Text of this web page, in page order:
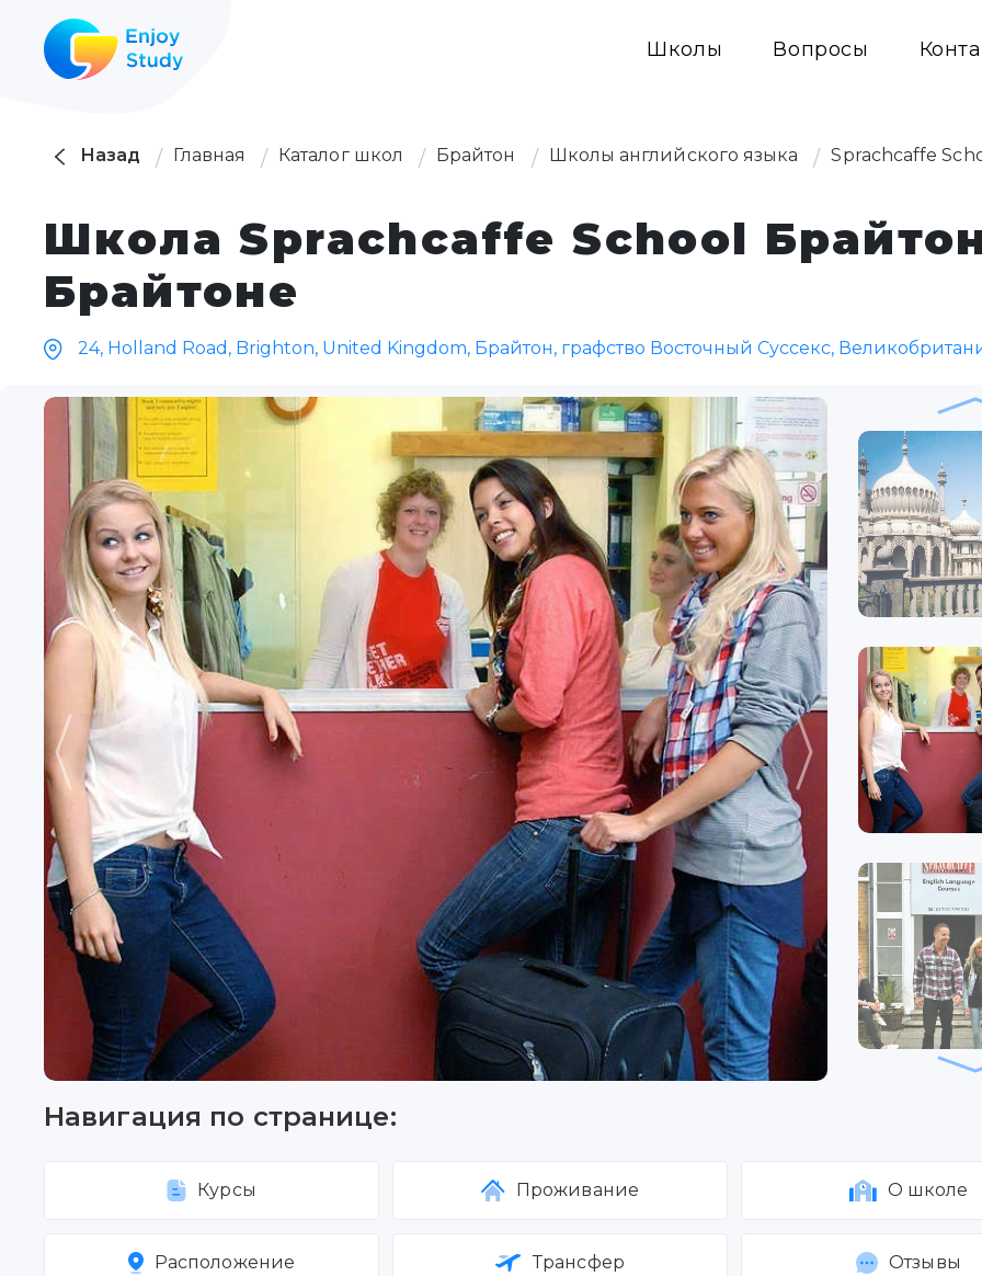
Школы Вопросы
Назад Главная Каталог школ Брайтон Школы английского языка Sprachcaffe
Школа Sprachcaffe School
Брайтоне
24, Holland Road, Brighton, United Kingdom, Брайтон, графство Восточный Суссекс,
Навигация по странице:
Курсы Проживание
Расположение
О школе
Трансфер Отзывы